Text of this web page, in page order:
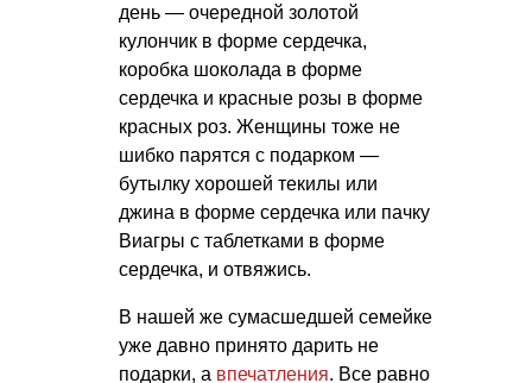
день — очередной золотой
кулончик в форме сердечка,
коробка шоколада в форме
сердечка и красные розы в форме
красных роз. Женщины тоже не
шибко парятся с подарком —
бутылку хорошей текилы или
джина в форме сердечка или пачку
Виагры с таблетками в форме
сердечка, и отвяжись.
В нашей же сумасшедшей семейке
уже давно принято дарить не
подарки, а впечатления. Все равно